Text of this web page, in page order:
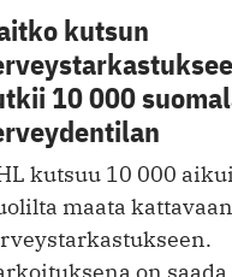
kutsun
10 000
kutsuu 10 000
maata kattavaan
on saada